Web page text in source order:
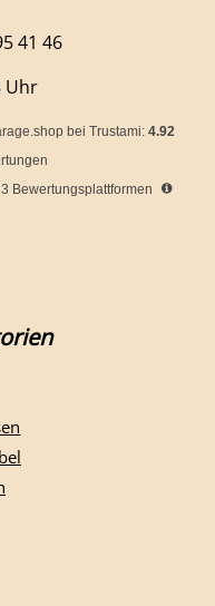
41 46
Uhr
bei Trustami:4.92
Bewertungsplattformen